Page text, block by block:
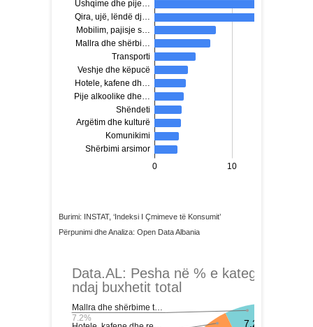
Burimi: INSTAT, ‘Indeksi I Çmimeve të Konsumit’
Përpunimi dhe Analiza: Open Data Albania